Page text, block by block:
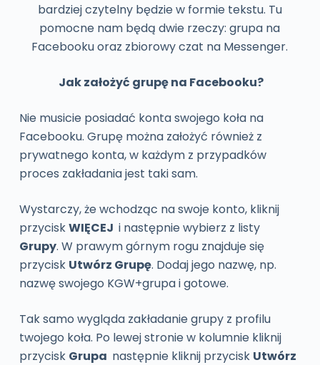
bardziej czytelny będzie w formie tekstu. Tu
pomocne nam będą dwie rzeczy: grupa na
Facebooku oraz zbiorowy czat na Messenger.
Jak założyć grupę na Facebooku?
Nie musicie posiadać konta swojego koła na
Facebooku. Grupę można założyć również z
prywatnego konta, w każdym z przypadków
proces zakładania jest taki sam.
Wystarczy, że wchodząc na swoje konto, kliknij
przyciskWIĘCEJ i następnie wybierz z listy
Grupy. W prawym górnym rogu znajduje się
przycisk Utwórz Grupę. Dodaj jego nazwę, np.
nazwę swojego KGW+grupa i gotowe.
Tak samo wygląda zakładanie grupy z profilu
twojego koła. Po lewej stronie w kolumnie kliknij
przycisk Grupa następnie kliknij przycisk Utwórz